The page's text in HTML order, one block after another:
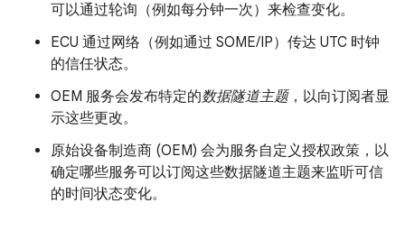
可以通过轮询（例如每分钟一次）来检查变化。
ECU 通过网络（例如通过 SOME/IP）传达 UTC 时钟
的信任状态。
OEM 服务会发布特定的数据隧道主题，以向订阅者显
示这些更改。
原始设备制造商 (OEM) 会为服务自定义授权政策，以
确定哪些服务可以订阅这些数据隧道主题来监听可信
的时间状态变化。